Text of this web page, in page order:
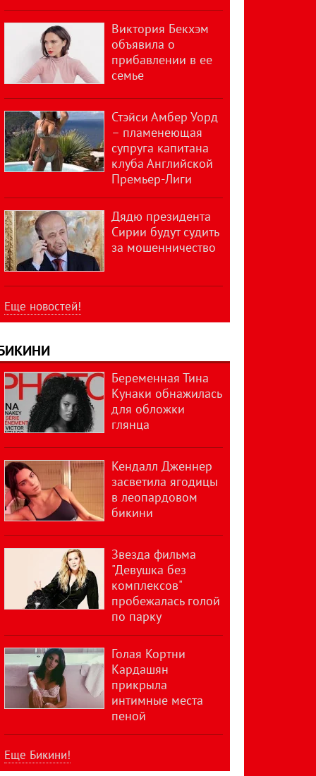
Виктория Бекхэм
объявила о
прибавлении в ее
семье
Стэйси Амбер Уорд
– пламенеющая
супруга капитана
клуба Английской
Премьер-Лиги
Дядю президента
Сирии будут судить
за мошенничество
Еще новостей!
Беременная Тина
Кунаки обнажилась
для обложки
глянца
Кендалл Дженнер
засветила ягодицы
в леопардовом
бикини
Звезда фильма
"Девушка без
комплексов"
пробежалась голой
по парку
Голая Кортни
Кардашян
прикрыла
интимные места
пеной
Еще Бикини!